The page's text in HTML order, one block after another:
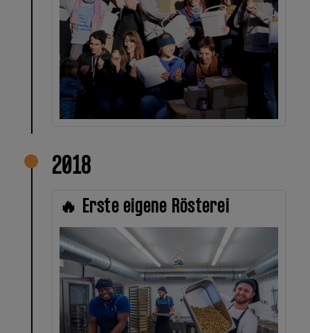
2018
🔥 Erste eigene Rösterei